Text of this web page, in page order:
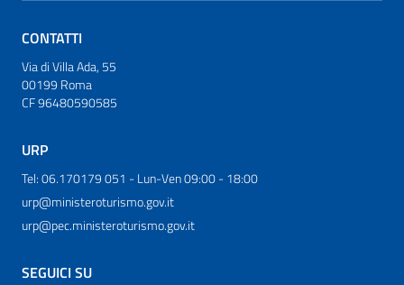
CONTATTI
Via di Villa Ada, 55
00199 Roma
CF 96480590585
URP
Tel: 06.170179 051 - Lun-Ven 09:00 - 18:00
urp@ministeroturismo.gov.it
urp@pec.ministeroturismo.gov.it
SEGUICI SU